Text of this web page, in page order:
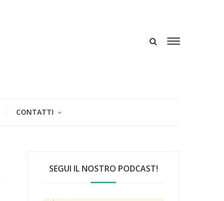
CONTATTI
SEGUI IL NOSTRO PODCAST!